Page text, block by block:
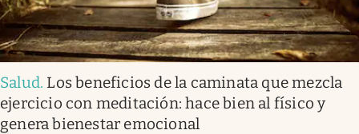
Salud. Los beneficios de la caminata que mezcla
ejercicio con meditación: hace bien al físico y
genera bienestar emocional